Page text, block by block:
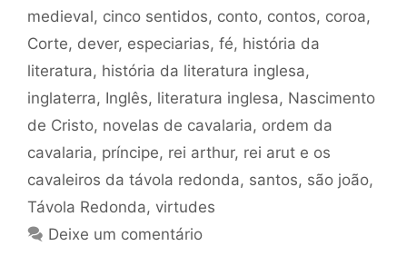
medieval, cinco sentidos, conto, contos, coroa,
Corte, dever, especiarias, fé, história da
literatura, história da literatura inglesa,
inglaterra, Inglês, literatura inglesa, Nascimento
de Cristo, novelas de cavalaria, ordem da
cavalaria, príncipe, rei arthur, rei arut e os
cavaleiros da távola redonda, santos, são joão,
Távola Redonda, virtudes
Deixe um comentário